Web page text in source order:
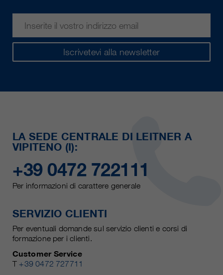
Iscrivetevi alla newsletter
LA SEDE CENTRALE DI LEITNER A
VIPITENO (I):
+39 0472 722111
Per informazioni di carattere generale
SERVIZIO CLIENTI
Per eventuali domande sul servizio clienti e corsi di
formazione per i clienti.
Customer Service
T +39 0472 727711